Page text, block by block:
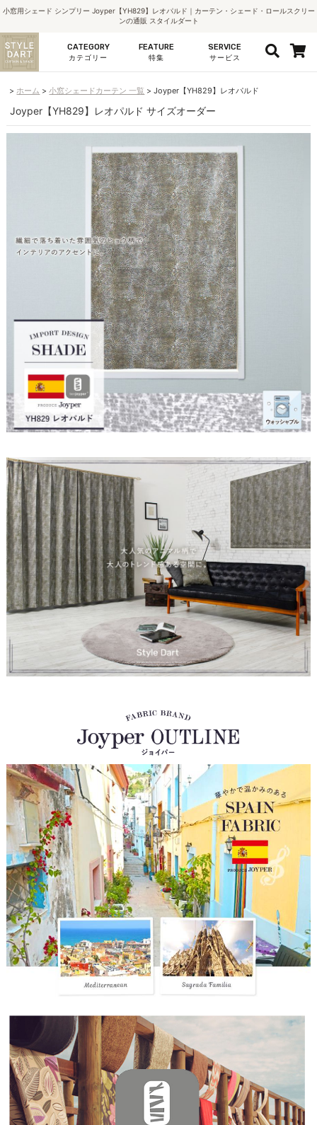
小窓用シェード シンプリー Joyper【YH829】レオパルド｜カーテン・シェード・ロールスクリー
ンの通販 スタイルダート
CATEGORY
カテゴリー
FEATURE
特集
SERVICE
サービス
ホーム 小窓シェードカーテン 一覧 Joyper【YH829】レオパルド
Joyper【YH829】レオパルド サイズオーダー